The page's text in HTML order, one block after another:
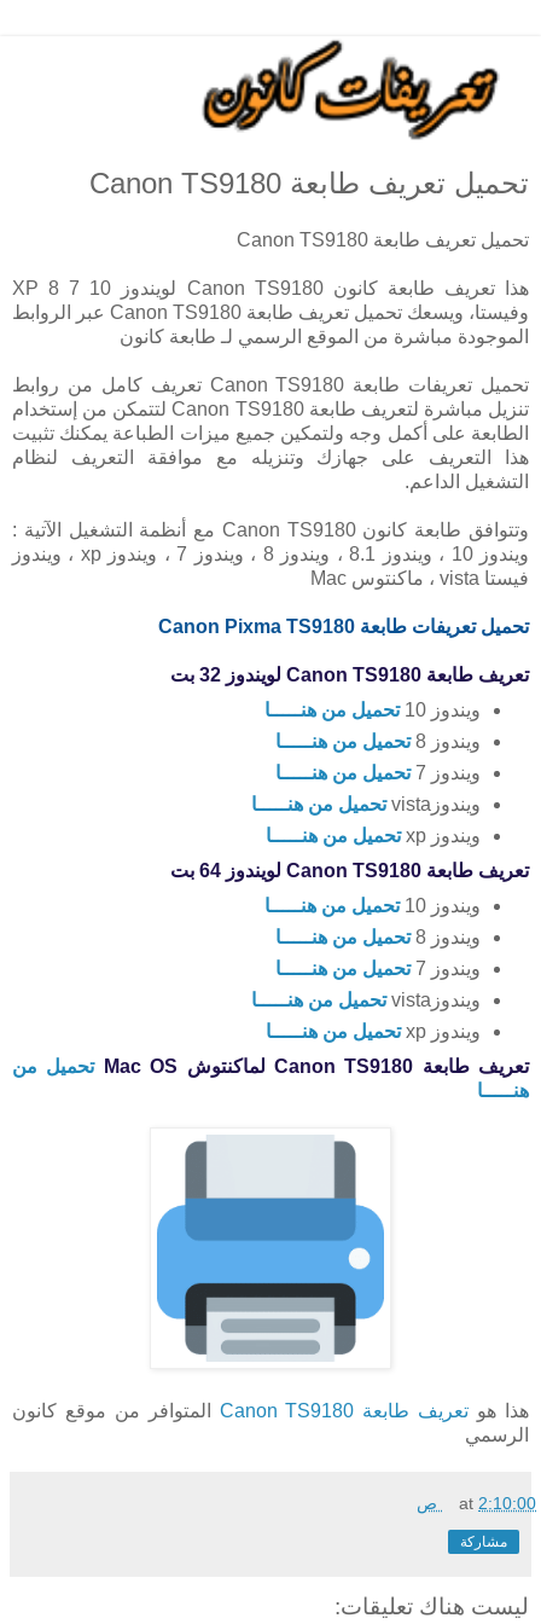
تحميل تعريف طابعة Canon TS9180
تحميل تعريف طابعة Canon TS9180
هذا تعريف طابعة كانون Canon TS9180 لويندوز 10 7 8 XP
وفيستا، ويسعك تحميل تعريف طابعة Canon TS9180 عبر الروابط
الموجودة مباشرة من الموقع الرسمي لـ طابعة كانون
تحميل تعريفات طابعة Canon TS9180 تعريف كامل من روابط
تنزيل مباشرة لتعريف طابعة Canon TS9180 لتتمكن من إستخدام
الطابعة على أكمل وجه ولتمكين جميع ميزات الطباعة يمكنك تثبيت
هذا التعريف على جهازك وتنزيله مع موافقة التعريف لنظام
التشغيل الداعم.
وتتوافق طابعة كانون Canon TS9180 مع أنظمة التشغيل الآتية :
ويندوز 10 ، ويندوز 8.1 ، ويندوز 8 ، ويندوز 7 ، ويندوز xp ، ويندوز
فيستا vista ، ماكنتوس Mac
تحميل تعريفات طابعة Canon Pixma TS9180
تعريف طابعة Canon TS9180 لويندوز 32 بت
ويندوز 10
تحميل من هنـــــا
ويندوز 8
تحميل من هنـــــا
ويندوز 7
تحميل من هنـــــا
ويندوزvista
تحميل من هنـــــا
ويندوز xp
تحميل من هنـــــا
تعريف طابعة Canon TS9180 لويندوز 64 بت
ويندوز 10
تحميل من هنـــــا
ويندوز 8
تحميل من هنـــــا
ويندوز 7
تحميل من هنـــــا
ويندوزvista
تحميل من هنـــــا
ويندوز xp
تحميل من هنـــــا
تعريف طابعة Canon TS9180 لماكنتوش Mac OS
تحميل من
هنـــــا
هذا هو تعريف طابعة Canon TS9180
المتوافر من موقع كانون
الرسمي
at 2:10:00 ص
مشاركة
ليست هناك تعليقات: